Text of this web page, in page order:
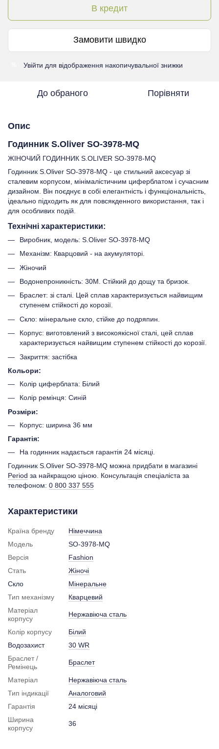
В кредит
Замовити швидко
Увійти для відображення накопичувальної знижки
До обраного Порівняти
Опис
Годинник S.Oliver SO-3978-MQ
ЖІНОЧИЙ ГОДИННИК S.OLIVER SO-3978-MQ
Годинник S.Oliver SO-3978-MQ - це стильний аксесуар зі
сталевим корпусом, мінімалістичним циферблатом і сучасним
дизайном. Він поєднує в собі елегантність і функціональність,
ідеально підходить як для повсякденного використання, так і
для особливих подій.
Технічні характеристики:
Виробник, модель: S.Oliver SO-3978-MQ
Механізм: Кварцовий - на акумуляторі.
Жіночий
Водонепроникність: 30M. Стійкий до дощу та бризок.
Браслет: зі сталі. Цей сплав характеризується найвищим
ступенем стійкості до корозії.
Скло: мінеральне скло, стійке до подряпин.
Корпус: виготовлений з високоякісної сталі, цей сплав
характеризується найвищим ступенем стійкості до корозії.
Закриття: застібка
Кольори:
Колір циферблата: Білий
Колір ремінця: Синій
Розміри:
Корпус: ширина 36 мм
Гарантія:
На годинник надається гарантія 24 місяці.
Годинник S.Oliver SO-3978-MQ можна придбати в магазині
Period за найкращою ціною. Консультація спеціаліста за
телефоном: 0 800 337 555
Характеристики
Країна бренду
Німеччина
Модель
SO-3978-MQ
Версія
Fashion
Стать
Жіночі
Скло
Мінеральне
Тип механізму
Кварцевий
Матеріал
корпусу
Нержавіюча сталь
Колір корпусу
Білий
Водозахист
30 WR
Браслет /
Ремінець
Браслет
Матеріал
Нержавіюча сталь
Тип індикації
Аналоговий
Гарантія
24 місяці
Ширина
корпусу
36